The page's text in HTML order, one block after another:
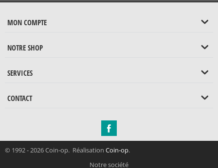
MON COMPTE
NOTRE SHOP
SERVICES
CONTACT
© 1992 - 2026 Coin-op. Réalisation Coin-op.
Notre société